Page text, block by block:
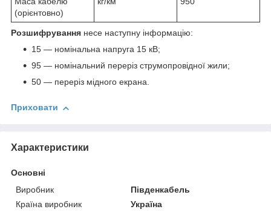
(орієнтовно)
Розшифрування несе наступну інформацію:
15 — номінальна напруга 15 кВ;
95 — номінальний переріз струмопровідної жили;
50 — переріз мідного екрана.
Приховати
Характеристики
Основні
Виробник
Південкабель
Країна виробник
Україна